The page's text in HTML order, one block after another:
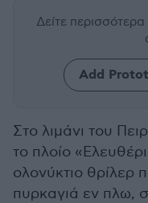
Δείτε
Add
Στο λιμάνι του
το πλοίο
ολονύκτιο θρίλερ
πυρκαγιά εν πλω,